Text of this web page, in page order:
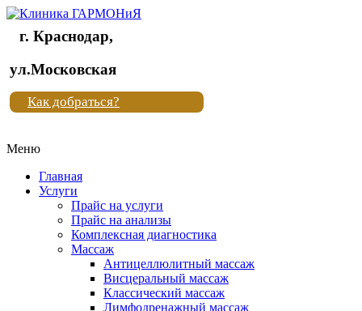
Клиника
"Новая
жизнь"
Клиника
жизнь"
г. Краснодар,
ул.Московская
Как добраться?
Меню
Главная
Услуги
Прайс на услуги
Прайс на анализы
Комплексная диагностика
Массаж
Антицеллюлитный массаж
Висцеральный массаж
Классический массаж
Лимфодренажный массаж